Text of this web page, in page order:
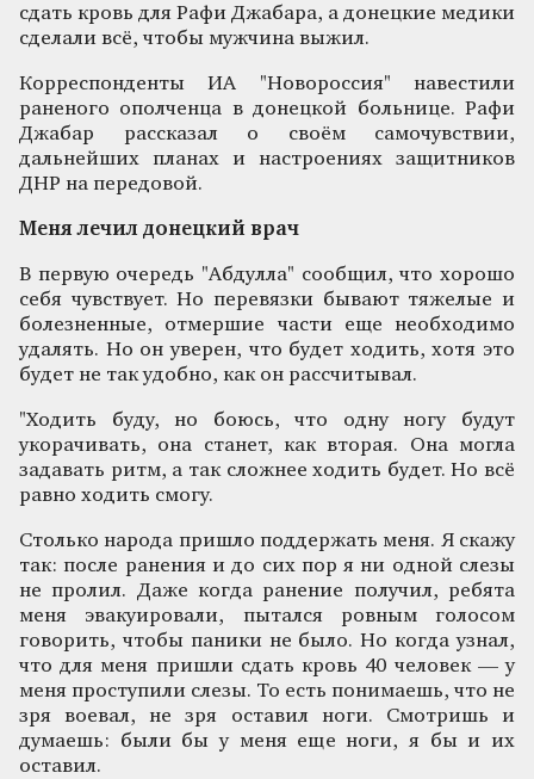
сдать кровь для Рафи Джабара, а донецкие медики
сделали всё, чтобы мужчина выжил.
Корреспонденты ИА "Новороссия" навестили
раненого ополченца в донецкой больнице. Рафи
Джабар рассказал о своём самочувствии,
дальнейших планах и настроениях защитников
ДНР на передовой.
Меня лечил донецкий врач
В первую очередь "Абдулла" сообщил, что хорошо
себя чувствует. Но перевязки бывают тяжелые и
болезненные, отмершие части еще необходимо
удалять. Но он уверен, что будет ходить, хотя это
будет не так удобно, как он рассчитывал.
"Ходить буду, но боюсь, что одну ногу будут
укорачивать, она станет, как вторая. Она могла
задавать ритм, а так сложнее ходить будет. Но всё
равно ходить смогу.
Столько народа пришло поддержать меня. Я скажу
так: после ранения и до сих пор я ни одной слезы
не пролил. Даже когда ранение получил, ребята
меня эвакуировали, пытался ровным голосом
говорить, чтобы паники не было. Но когда узнал,
что для меня пришли сдать кровь 40 человек — у
меня проступили слезы. То есть понимаешь, что не
зря воевал, не зря оставил ноги. Смотришь и
думаешь: были бы у меня еще ноги, я бы и их
оставил.